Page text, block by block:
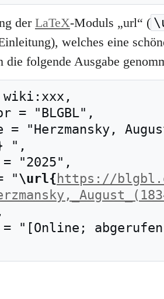
der LaTeX-Moduls „url“ (
welches eine
die folgende Ausgabe
",
"
\url{ https://